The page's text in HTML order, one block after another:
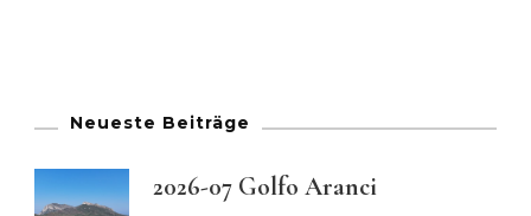
Neueste Beiträge
2026-07 Golfo Aranci